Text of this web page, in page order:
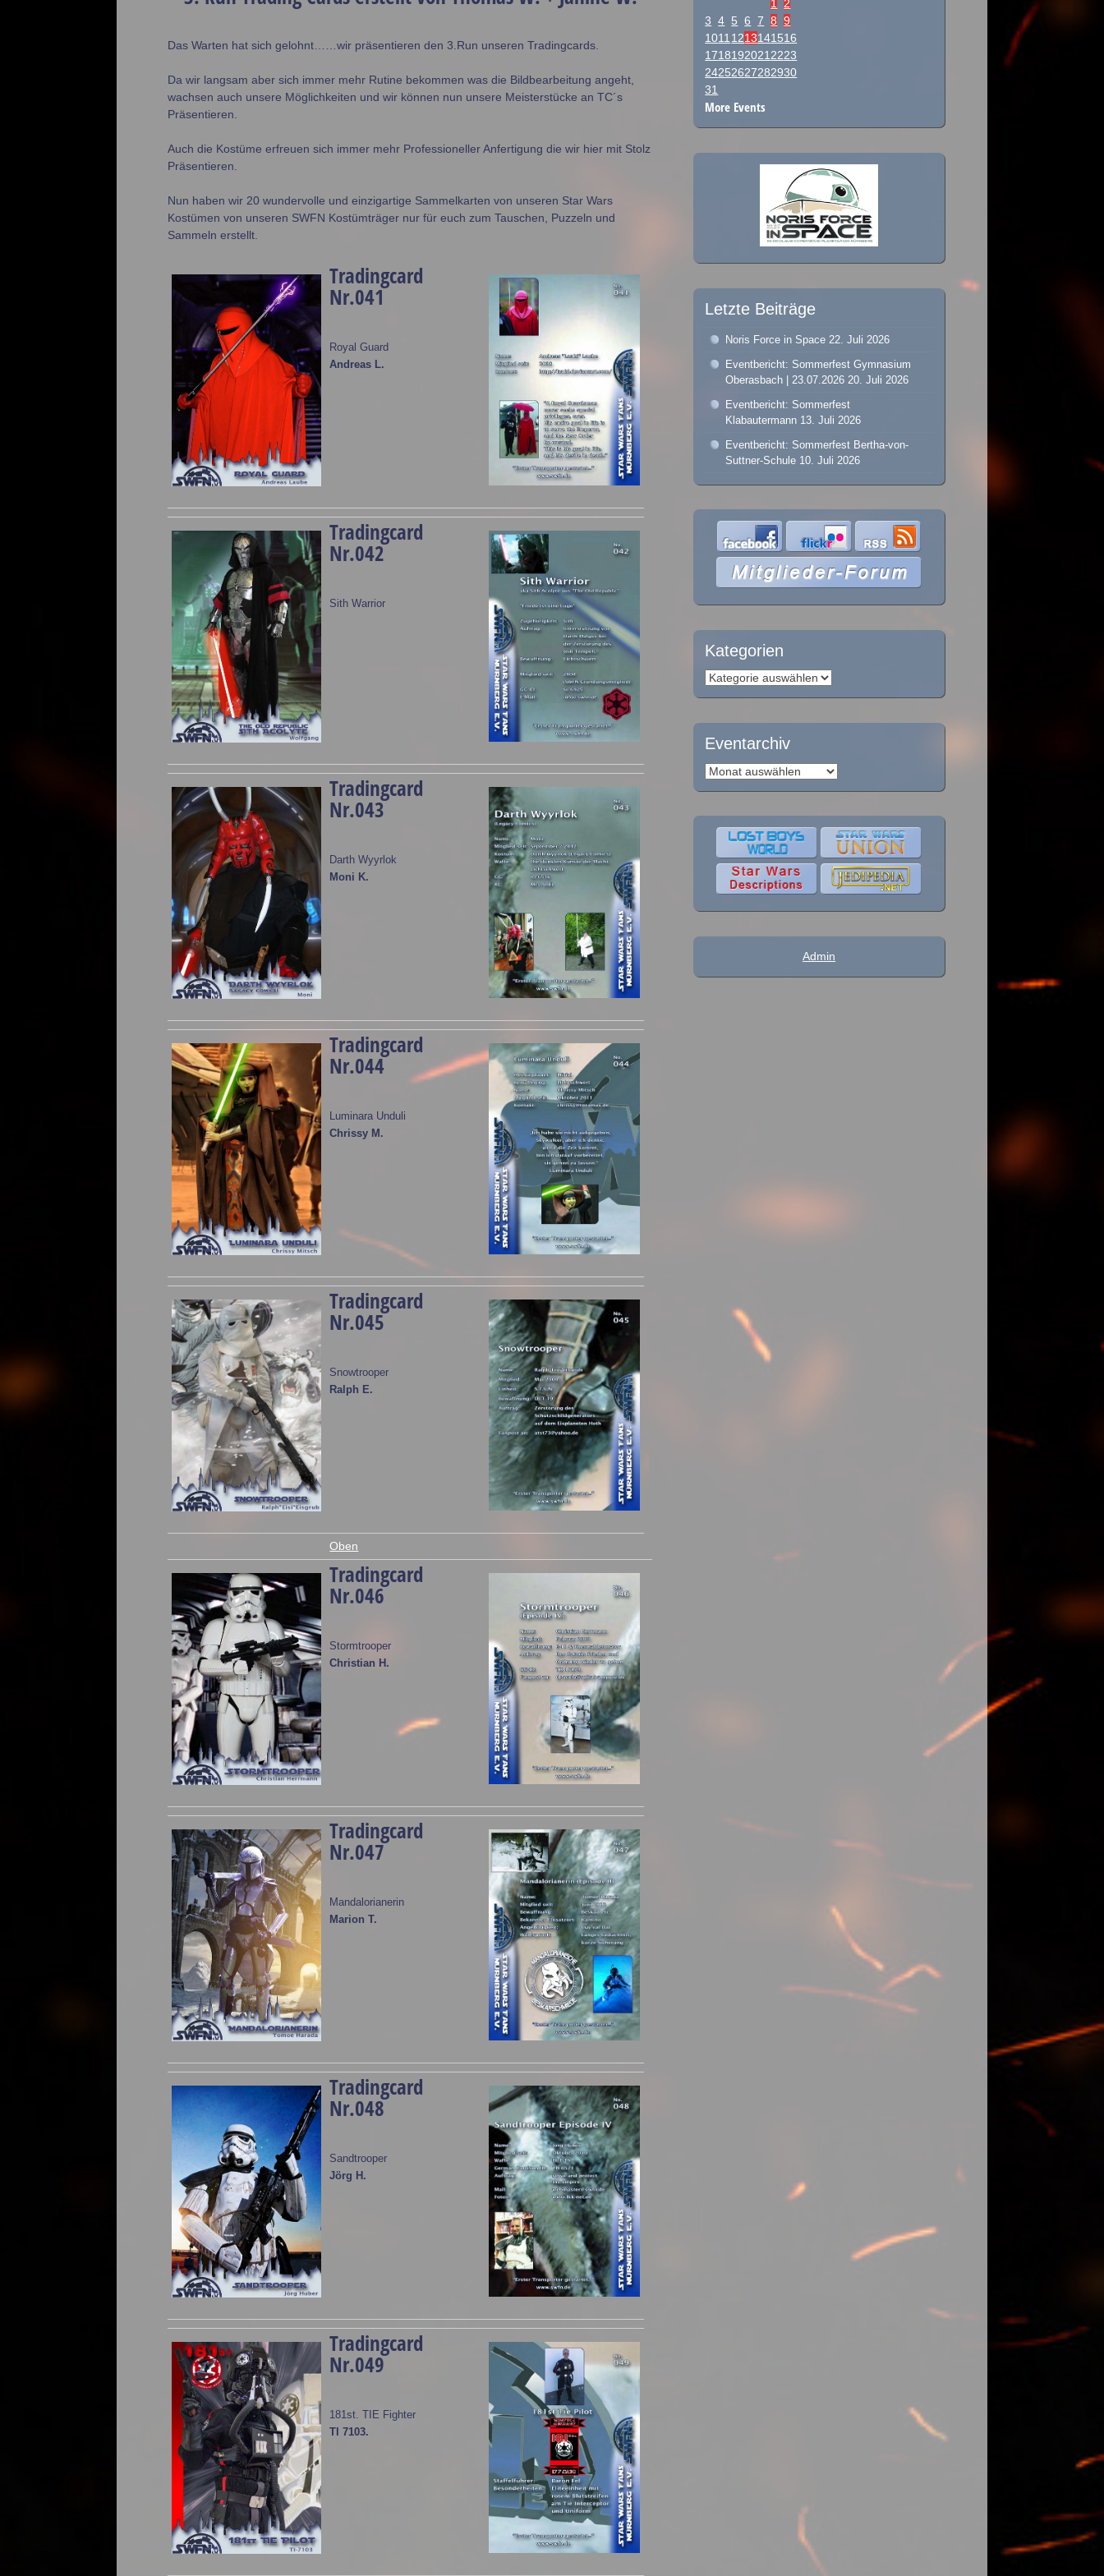
Das Warten hat sich gelohnt……wir präsentieren den 3.Run unseren Tradingcards.
Da wir langsam aber sich immer mehr Rutine bekommen was die Bildbearbeitung angeht,
wachsen auch unsere Möglichkeiten und wir können nun unsere Meisterstücke an TC´s
Präsentieren.
Auch die Kostüme erfreuen sich immer mehr Professioneller Anfertigung die wir hier mit Stolz
Präsentieren.
Nun haben wir 20 wundervolle und einzigartige Sammelkarten von unseren Star Wars
Kostümen von unseren SWFN Kostümträger nur für euch zum Tauschen, Puzzeln und
Sammeln erstellt.
Tradingcard
Nr.041
Royal Guard
Andreas L.
Tradingcard
Nr.042
Sith Warrior
Tradingcard
Nr.043
Darth Wyyrlok
Moni K.
Tradingcard
Nr.044
Luminara Unduli
Chrissy M.
Tradingcard
Nr.045
Snowtrooper
Ralph E.
Oben
Tradingcard
Nr.046
Stormtrooper
Christian H.
Tradingcard
Nr.047
Mandalorianerin
Marion T.
Tradingcard
Nr.048
Sandtrooper
Jörg H.
Tradingcard
Nr.049
181st. TIE Fighter
TI 7103.
1
2
3 4 5 6 7 8 9
1011 1213141516
1718192021 2223
24252627282930
31
More Events
Letzte Beiträge
Noris Force in Space 22. Juli 2026
Eventbericht: Sommerfest Gymnasium
Oberasbach | 23.07.2026 20. Juli 2026
Eventbericht: Sommerfest
Klabautermann 13. Juli 2026
Eventbericht: Sommerfest Bertha-von-
Suttner-Schule 10. Juli 2026
Kategorien
Kategorien
Eventarchiv
Eventarchiv
Admin